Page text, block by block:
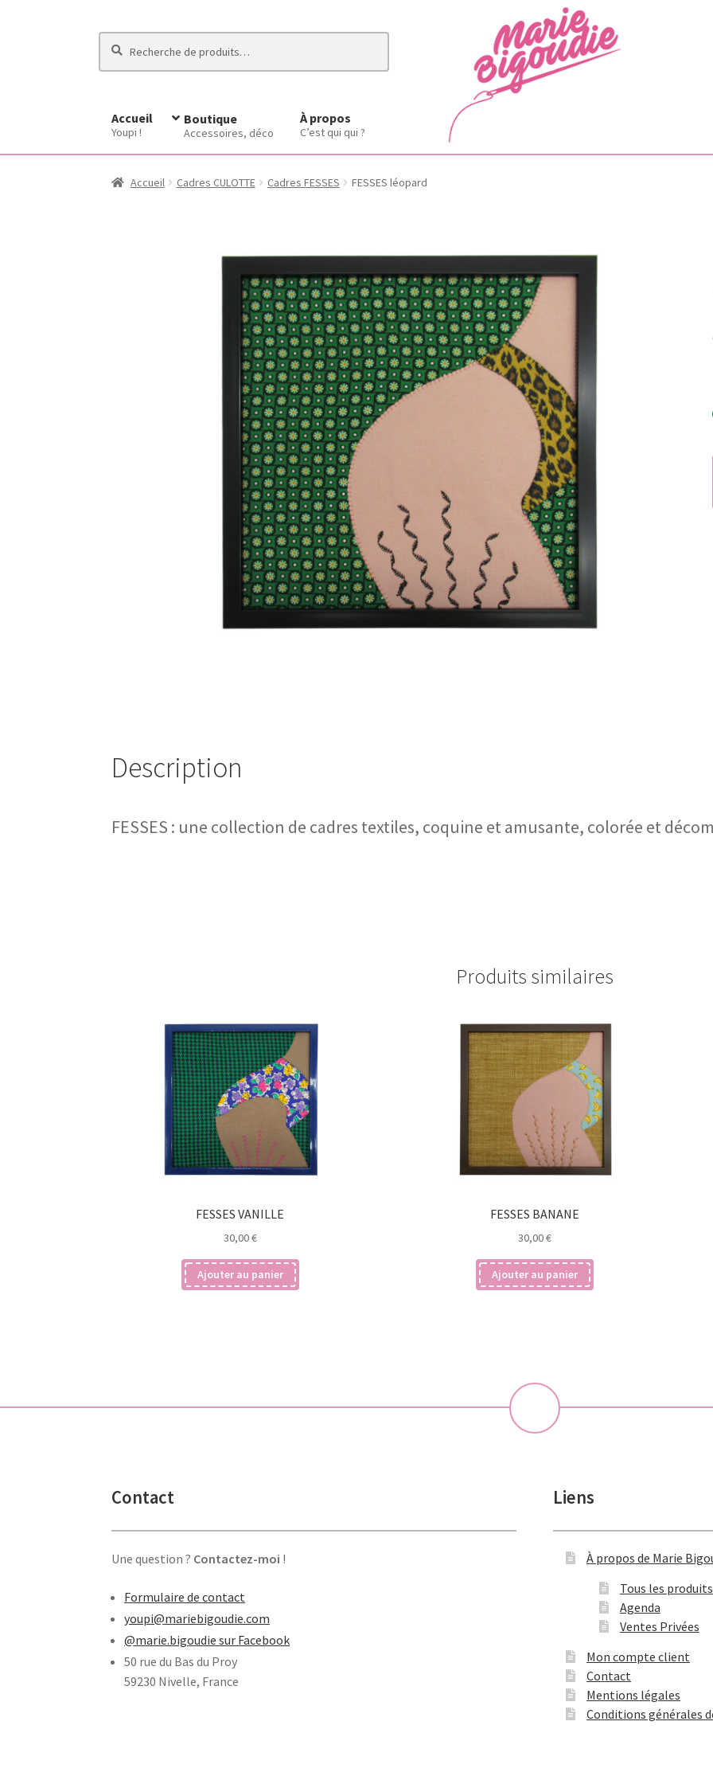
pour :
Accueil
Youpi !
Boutique
Accessoires, déco
À propos
C’est qui qui ?
Accueil Cadres CULOTTE Cadres FESSES FESSES léopard
Description
FESSES : une collection de cadres textiles, coquine et amusante, colorée et
Produits similaires
FESSES VANILLE
30,00€
Ajouter au panier
FESSES BANANE
30,00€
Ajouter au panier
Contact
Une question ? Contactez-moi !
Formulaire de contact
youpi@mariebigoudie.com
@marie.bigoudie sur Facebook
50 rue du Bas du Proy
59230 Nivelle, France
Liens
À propos de Marie
Tous les produits
Agenda
Ventes Privées
Mon compte client
Contact
Mentions légales
Conditions générales